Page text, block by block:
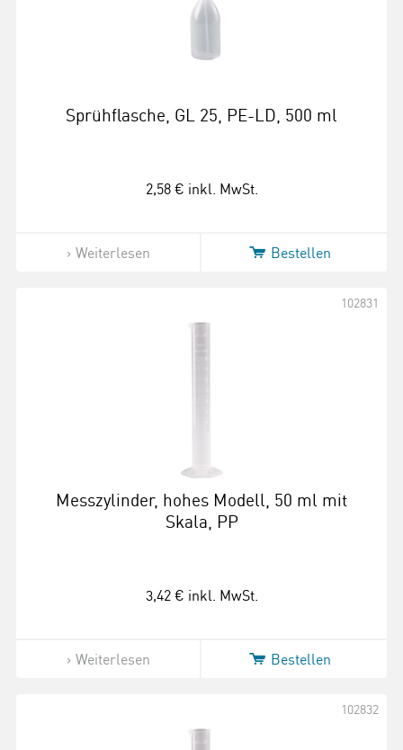
Sprühflasche, GL 25, PE-LD, 500 ml
2,58 € inkl. MwSt.
Weiterlesen Bestellen
Messzylinder, hohes Modell, 50 ml mit
Skala, PP
102831
3,42 € inkl. MwSt.
Weiterlesen Bestellen
102832